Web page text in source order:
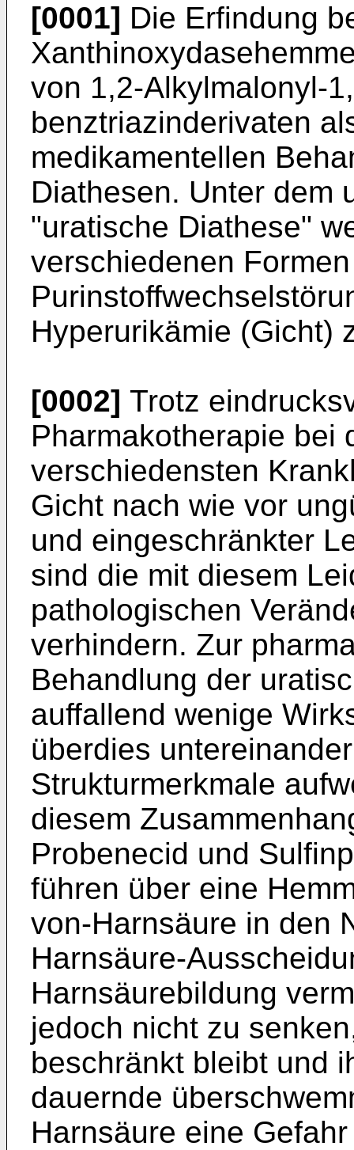
[0001] Die Erfindung
von 1,2-Alkylmalonyl-
benztriazinderivaten
medikamentellen
Diathesen. Unter dem
"uratische Diathese"
verschiedenen
Hyperurikämie (Gicht)
[0002] Trotz
Pharmakotherapie bei
verschiedensten
Gicht nach wie vor
und eingeschränkter
sind die mit diesem
pathologischen
verhindern. Zur
Behandlung der
auffallend wenige
überdies
Strukturmerkmale
diesem
Probenecid und
führen über eine
von-Harnsäure in den
Harnsäure-
Harnsäurebildung
jedoch nicht zu
beschränkt bleibt und
dauernde
Harnsäure eine